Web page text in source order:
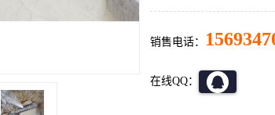
销售电话：
在线QQ：